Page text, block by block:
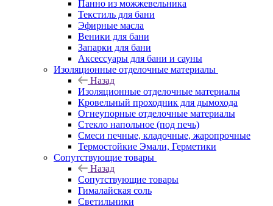
Панно из можжевельника
Текстиль для бани
Эфирные масла
Веники для бани
Запарки для бани
Аксессуары для бани и сауны
Изоляционные отделочные материалы
Назад
Изоляционные отделочные материалы
Кровельный проходник для дымохода
Огнеупорные отделочные материалы
Стекло напольное (под печь)
Смеси печные, кладочные, жаропрочные
Термостойкие Эмали, Герметики
Сопутствующие товары
Назад
Сопутствующие товары
Гималайская соль
Светильники